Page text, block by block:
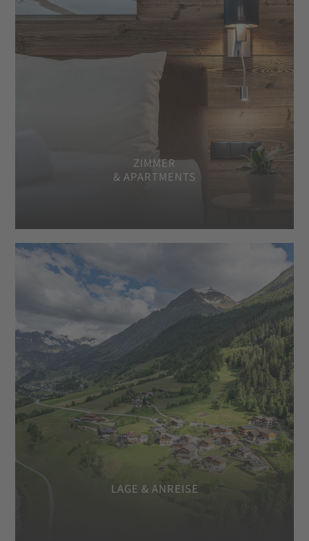
ZIMMER
& APARTMENTS
LAGE & ANREISE